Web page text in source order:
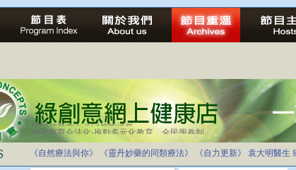
自家教育合法化-推動多元化教育，全民學卷制
《自然療法與你》 《靈丹妙藥的同類療法》 《自力更新》 袁大明醫生